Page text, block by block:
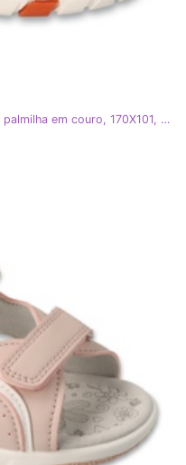
Sandálias infantis Befado com velcro, palmilha em couro, 170X101, cinza